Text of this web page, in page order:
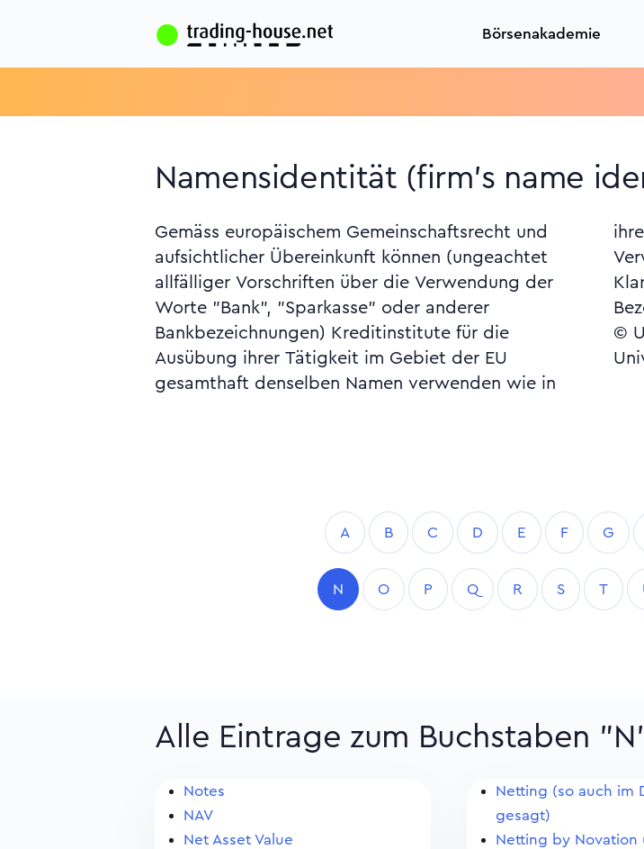
Börsenakademie
Namensidentität (firm's name
Gemäss europäischem Gemeinschaftsrecht und
aufsichtlicher Übereinkunft können (ungeachtet
allfälliger Vorschriften über die Verwendung der
Worte "Bank", "Sparkasse" oder anderer
Bankbezeichnungen) Kreditinstitute für die
Ausübung ihrer Tätigkeit im Gebiet der EU
gesamthaft denselben Namen verwenden wie in
ihrem Sitzland. Besteht die Gefahr einer
Verwechslung, so können die Aufnahmeländer der
Klarheit wegen einen erläuternden Zusatz zu der
©
A B C D E F G
N O P Q R S T
Alle Eintrage zum Buchstaben
Notes
NAV
Net Asset Value
Netting (so auch im
gesagt)
Netting by Novation